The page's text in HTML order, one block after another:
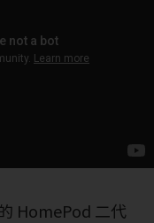
HomePod 二代